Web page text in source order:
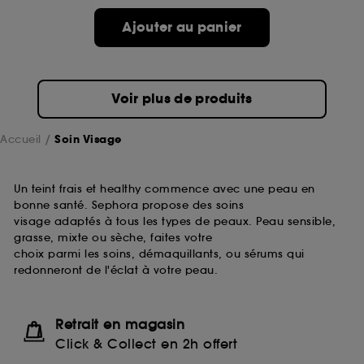
Ajouter au panier
Voir plus de produits
Accueil Soin Visage
Un teint frais et healthy commence avec une peau en
bonne santé. Sephora propose des soins
visage adaptés à tous les types de peaux. Peau sensible,
grasse, mixte ou sèche, faites votre
choix parmi les soins, démaquillants, ou sérums qui
redonneront de l'éclat à votre peau.
Retrait en magasin
Click & Collect en 2h offert
pouvez personnaliser vos choix concernant le dépôt
de ces cookies grâce au bouton "personnaliser mes
choix" ci-dessous ou décider de "tout accepter".
Sephora pourra associer les informations de
collectées ou générées lors de votre activité en ligne
ou en magasin. Pour refuser tous les cookies, cliques
sur "continuer sans accepter". Voous pouvez à tout
moment choisir de retirer votrte consentement. Si vous
souhaitez obtenir plus d'information sur les cookies
utilisés, cliquezici.